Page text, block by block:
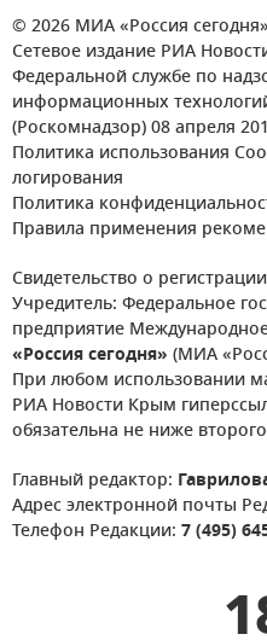
© 2026 МИА «Россия сегодня»
Сетевое издание РИА
Федеральной службе по
информационных
(Роскомнадзор) 08 апреля
Политика использования
логирования
Политика
Правила применения
Свидетельство о
Учредитель: Федеральное
предприятие
«Россия сегодня» (МИА
При любом использовании
РИА Новости Крым
обязательна не ниже
Главный редактор:
Адрес электронной почты
Телефон Редакции: 7 (495)